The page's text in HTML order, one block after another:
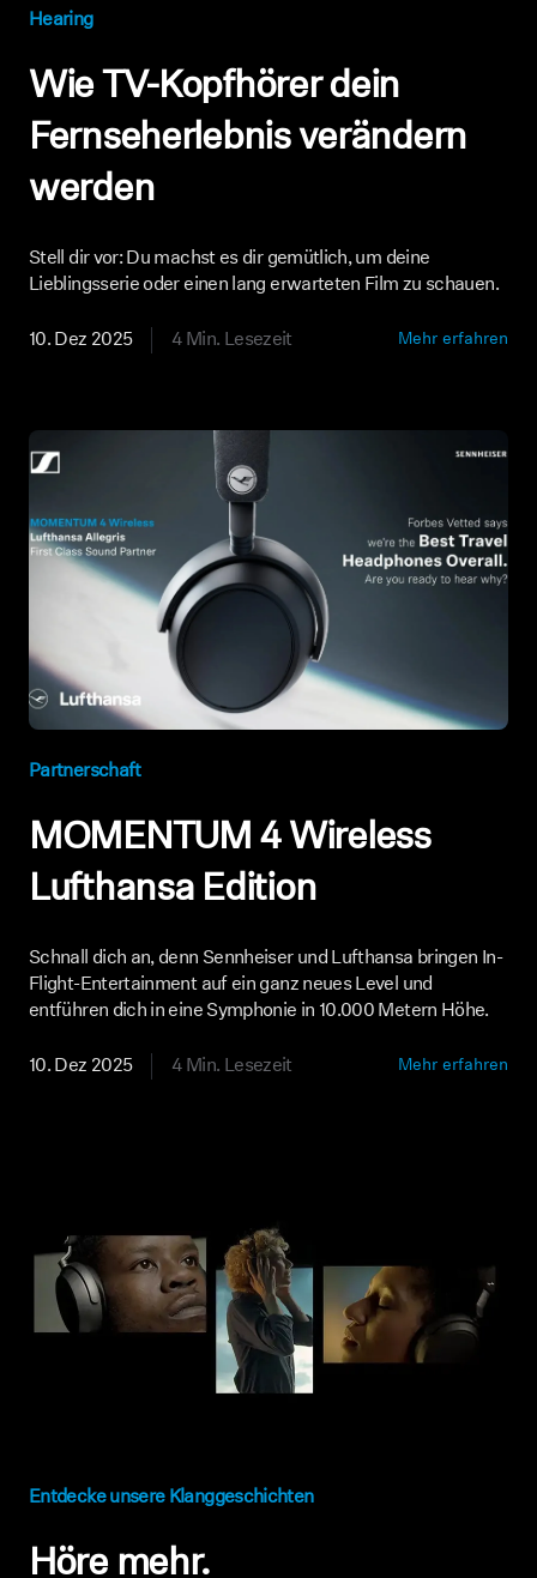
Hearing
Wie TV-Kopfhörer dein
Fernseherlebnis verändern
werden
Stell dir vor: Du machst es dir gemütlich, um deine
Lieblingsserie oder einen lang erwarteten Film zu schauen.
10. Dez 2025 4 Min. Lesezeit Mehr erfahren
Partnerschaft
MOMENTUM 4 Wireless
Lufthansa Edition
Schnall dich an, denn Sennheiser und Lufthansa bringen In-
Flight-Entertainment auf ein ganz neues Level und
entführen dich in eine Symphonie in 10.000 Metern Höhe.
10. Dez 2025 4 Min. Lesezeit Mehr erfahren
Entdecke unsere Klanggeschichten
Höre mehr.